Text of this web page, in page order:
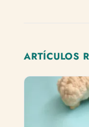
ARTÍCULOS